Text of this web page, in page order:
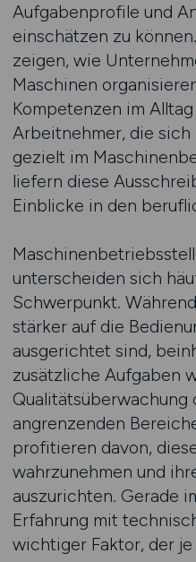
Aufgabenprofile und
einschätzen zu
zeigen, wie
Maschinen
Kompetenzen im
Arbeitnehmer, die
gezielt im
liefern diese
Einblicke in den
unterscheiden sich
Schwerpunkt.
stärker auf die
ausgerichtet sind,
zusätzliche Aufgaben
angrenzenden
profitieren davon,
wahrzunehmen und
auszurichten. Gerade
Erfahrung mit
wichtiger Faktor, der